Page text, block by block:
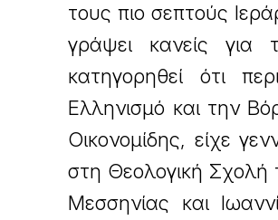
τους πιο σεπτούς
γράψει κανείς για
κατηγορηθεί ότι
Ελληνισμό και την
Οικονομίδης, είχε
στη Θεολογική Σχολή
Μεσσηνίας και